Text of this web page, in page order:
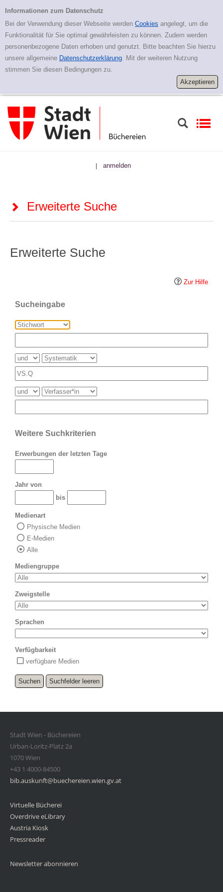
Erweiterte Suche
Informationen zum Datenschutz
Bei der Verwendung dieser Webseite werden Cookies angelegt, um die
Funktionalität für Sie optimal gewährleisten zu können. Zudem werden
personenbezogene Daten erhoben und genutzt. Bitte beachten Sie hierzu
unsere allgemeine Datenschutzerklärung. Mit der weiteren Nutzung
stimmen Sie diesen Bedingungen zu.
| anmelden
Erweiterte Suche
Erweiterte Suche
Zur Hilfe
Sucheingabe
Weitere Suchkriterien
Erwerbungen der letzten Tage
Jahr von
bis
Medienart
Physische Medien
E-Medien
Alle
Mediengruppe
Zweigstelle
Sprachen
Verfügbarkeit
verfügbare Medien
Stadt Wien - Büchereien
Urban-Loritz-Platz 2a
1070 Wien
+43 1 4000-84500
bib.auskunft@buechereien.wien.gv.at
Virtuelle Bücherei
Overdrive eLibrary
Austria Kiosk
Pressreader
Newsletter abonnieren